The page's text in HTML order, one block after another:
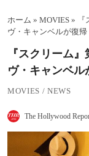
プホーム » MOVIES »
ヴ・キャンベルが復帰
『スクリーム
ヴ・キャンベル
MOVIES / NEWS
The Hollywood